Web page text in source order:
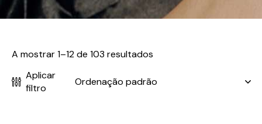
A mostrar 1–12 de 103 resultados
Aplicar
filtro